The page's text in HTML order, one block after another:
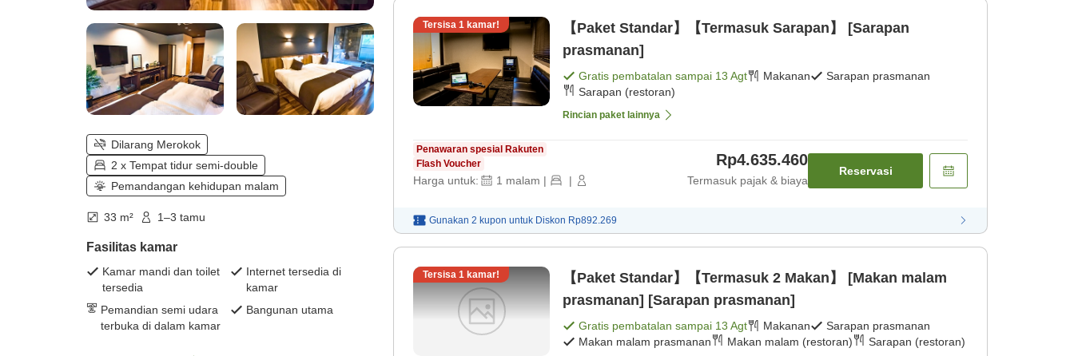
Dilarang Merokok
2 x Tempat tidur semi-double
Pemandangan kehidupan malam
33 m² 1–3 tamu
Fasilitas kamar
Kamar mandi dan toilet
tersedia
Internet tersedia di
kamar
Pemandian semi udara
terbuka di dalam kamar
Bangunan utama
Tersisa 1 kamar!
【Paket Standar】【Termasuk Sarapan】 [Sarapan
prasmanan]
Gratis pembatalan sampai 13 Agt Makanan
Sarapan prasmanan
Sarapan (restoran)
Rincian paket lainnya
Penawaran spesial Rakuten
Flash Voucher
Harga untuk: 1 malam | |
Rp4.635.460
Termasuk pajak & biaya
Reservasi
Gunakan 2 kupon untuk Diskon Rp892.269
Tersisa 1 kamar!
【Paket Standar】【Termasuk 2 Makan】 [Makan malam
prasmanan] [Sarapan prasmanan]
Gratis pembatalan sampai 13 Agt Makanan
Sarapan prasmanan
Makan malam prasmanan
Makan malam (restoran) Sarapan (restoran)